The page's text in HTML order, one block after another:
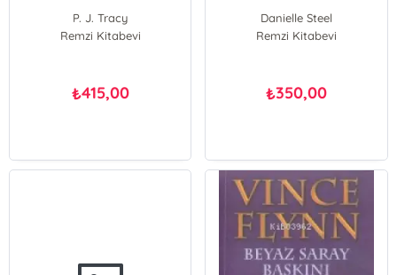
P. J. Tracy
Remzi Kitabevi
₺415,00
Danielle Steel
Remzi Kitabevi
₺350,00